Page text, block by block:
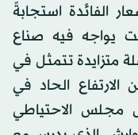
الفائدة استجابةً
يواجه فيه صناع
متزايدة تتمثل في
الحاد في
مجلس الاحتياطي